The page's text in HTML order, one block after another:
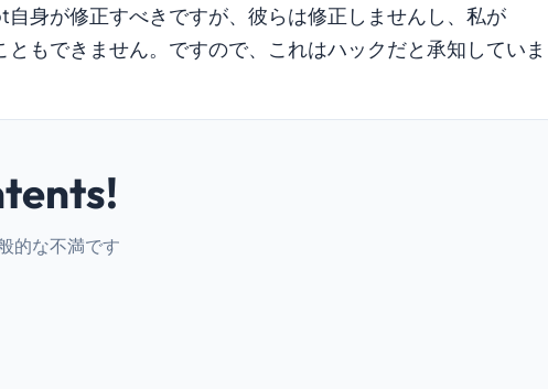
身が修正すべきですが、彼らは修正しませんし、私が
もできません。ですので、これはハックだと承知していま
的な不満です